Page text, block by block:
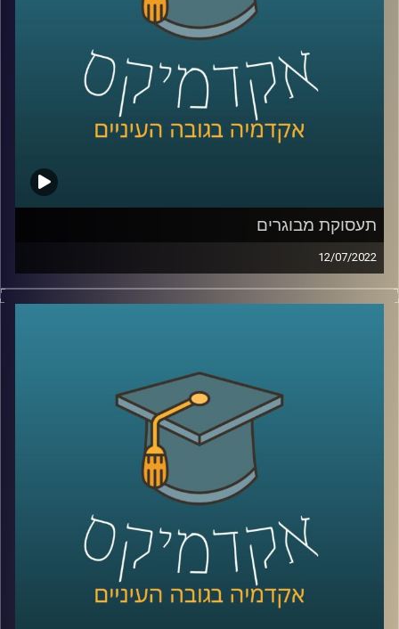
לשיחה עם מיכאל שני על טון שלטון היחסים בין מוזיקה
לפוליטיקה –לחצו כאן
קרדיט תמונות:AudioVersity
תעסוקת מבוגרים
12/07/2022
זה לא סוד שתוחלת החיים עולה עם השנים, אך גיל הפרישה
לא עולה באותו הקצב. רק ב-2019 הרוחות סערו על תכנית של
בפרק הזה ד"ר הלה אקסלרד ממכון אהרון דיברה על החשיבות
של שילוב מבוגרים בשוק העבודה והעלאת גיל הפרישה
לשיחה עם ד"ר הלה אקסלרד על טרנספורמציה דיגיטלית –
לשיחה עם ד"ר הלה אקסלרד על תעסוקת חרדים –